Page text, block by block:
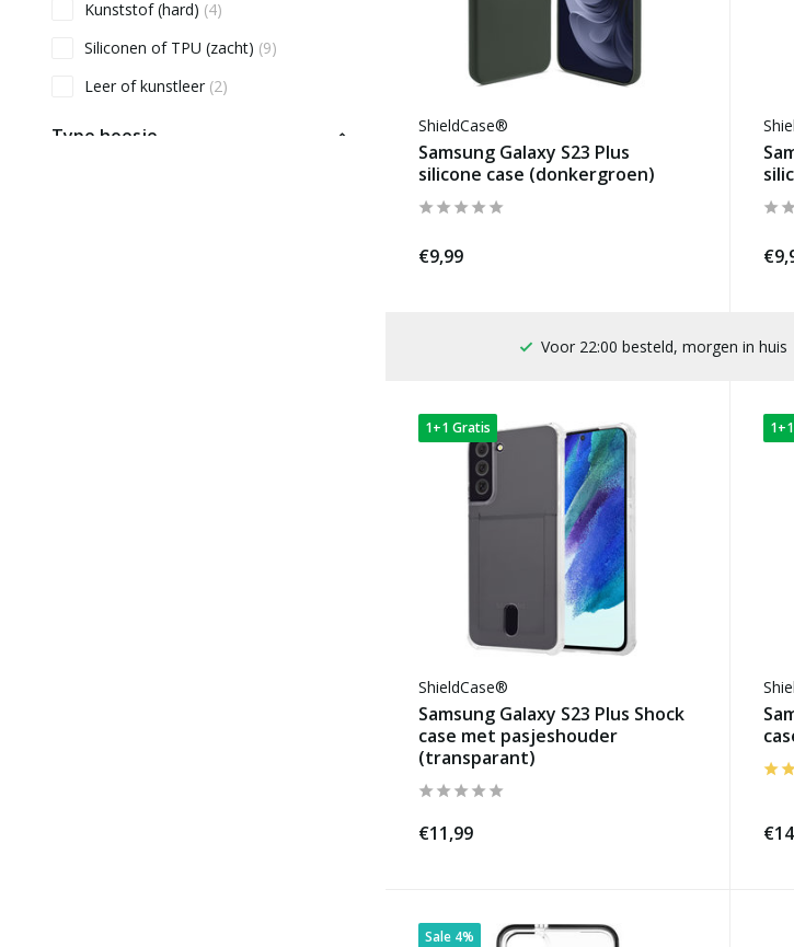
Kunststof (hard) (4)
Siliconen of TPU (zacht) (9)
Leer of kunstleer (2)
Type hoesje ShieldCase®
Samsung Galaxy S23 Plus
silicone case (donkergroen)
€9,99
100 dagen bedenktijd
1+1 Gratis
ShieldCase®
Samsung Galaxy S23 Plus Shock
case met pasjeshouder
(transparant)
€11,99
Sale 4%